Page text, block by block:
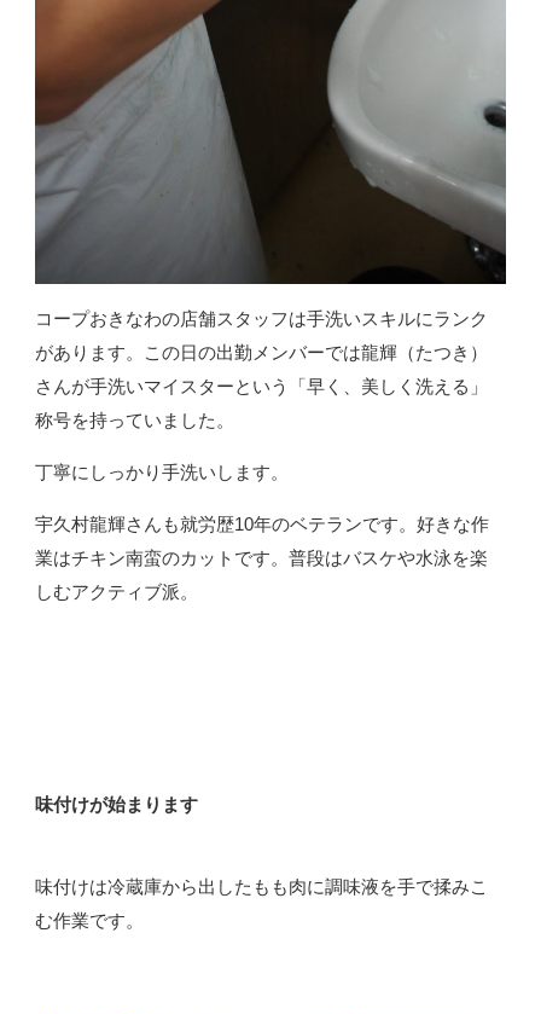
コープおきなわの店舗スタッフは手洗いスキルにランク
があります。この日の出勤メンバーでは龍輝（たつき）
さんが手洗いマイスターという「早く、美しく洗える」
称号を持っていました。
丁寧にしっかり手洗いします。
宇久村龍輝さんも就労歴10年のベテランです。好きな作
業はチキン南蛮のカットです。普段はバスケや水泳を楽
しむアクティブ派。
味付けが始まります
味付けは冷蔵庫から出したもも肉に調味液を手で揉みこ
む作業です。